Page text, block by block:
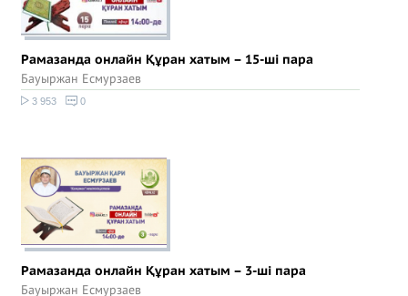
Рамазанда онлайн Құран хатым – 15-ші пара
Бауыржан Есмурзаев
3 953 0
Рамазанда онлайн Құран хатым – 3-ші пара
Бауыржан Есмурзаев